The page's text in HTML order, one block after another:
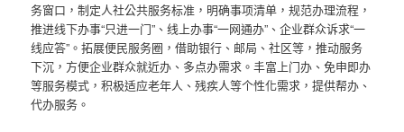
务窗口，制定人社公共服务标准，明确事项清单，规范办理流程，
推进线下办事“只进一门”、线上办事“一网通办”、企业群众诉求“一
线应答”。拓展便民服务圈，借助银行、邮局、社区等，推动服务
下沉，方便企业群众就近办、多点办需求。丰富上门办、免申即办
等服务模式，积极适应老年人、残疾人等个性化需求，提供帮办、
代办服务。